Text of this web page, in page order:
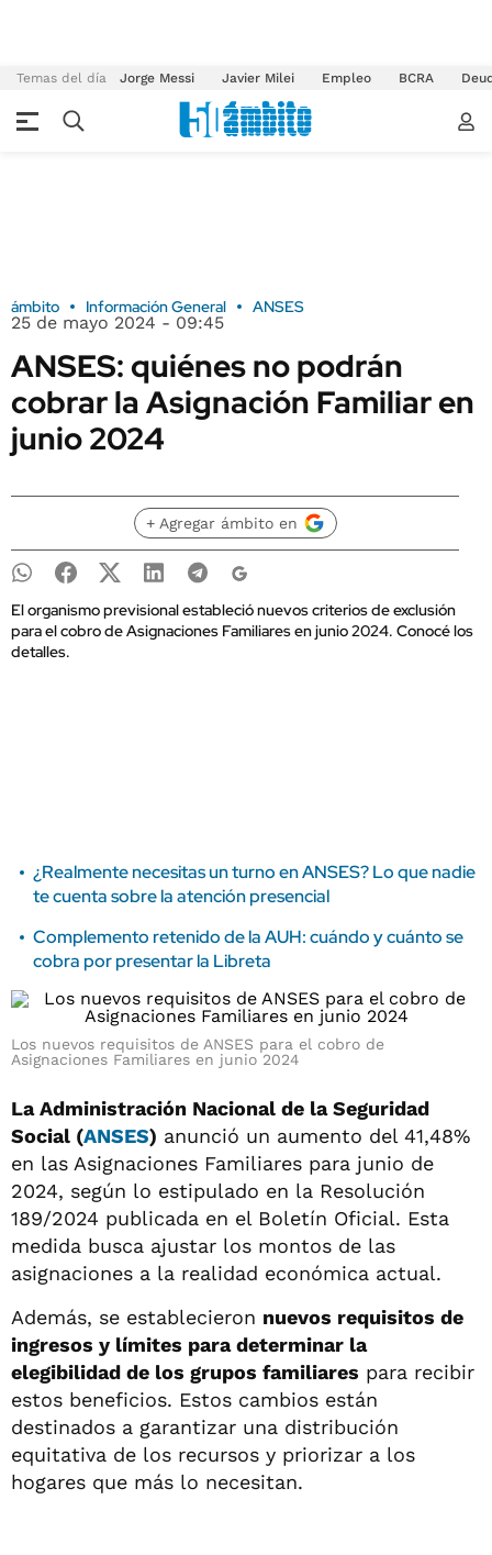
Temas del día Jorge Messi Javier Milei Empleo BCRA
ámbito Información General ANSES
25 de mayo 2024 - 09:45
ANSES: quiénes no podrán
cobrar la Asignación Familiar en
junio 2024
+ Agregar ámbito en
El organismo previsional estableció nuevos criterios de exclusión
para el cobro de Asignaciones Familiares en junio 2024. Conocé los
detalles.
¿Realmente necesitas un turno en ANSES? Lo que nadie
te cuenta sobre la atención presencial
Complemento retenido de la AUH: cuándo y cuánto se
cobra por presentar la Libreta
Los nuevos requisitos de ANSES para el cobro de
Asignaciones Familiares en junio 2024
La Administración Nacional de la Seguridad
Social (ANSES) anunció un aumento del 41,48%
en las Asignaciones Familiares para junio de
2024, según lo estipulado en la Resolución
189/2024 publicada en el Boletín Oficial. Esta
medida busca ajustar los montos de las
asignaciones a la realidad económica actual.
Además, se establecieron nuevos requisitos de
ingresos y límites para determinar la
elegibilidad de los grupos familiares para recibir
estos beneficios. Estos cambios están
destinados a garantizar una distribución
equitativa de los recursos y priorizar a los
hogares que más lo necesitan.